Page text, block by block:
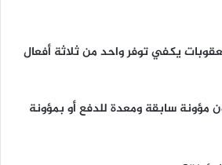
يكفي توفر واحد من ثلاثة أفعال
سابقة ومعدة للدفع أو بمؤونة